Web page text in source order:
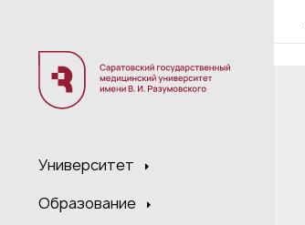
Университет
Образование